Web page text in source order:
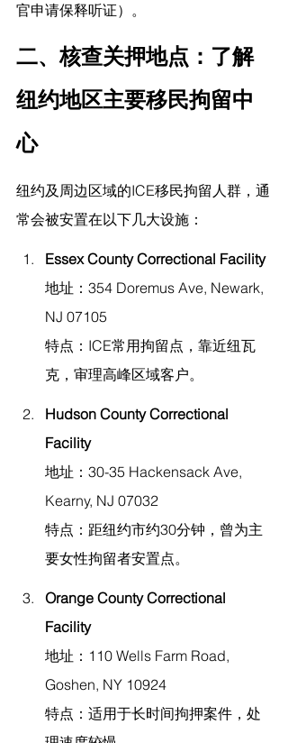
官申请保释听证）。
二、核查关押地点：了解
纽约地区主要移民拘留中
心
纽约及周边区域的ICE移民拘留人群，通
常会被安置在以下几大设施：
Essex County Correctional Facility
地址：354 Doremus Ave, Newark,
NJ 07105
特点：ICE常用拘留点，靠近纽瓦
克，审理高峰区域客户。
Hudson County Correctional
Facility
地址：30-35 Hackensack Ave,
Kearny, NJ 07032
特点：距纽约市约30分钟，曾为主
要女性拘留者安置点。
Orange County Correctional
Facility
地址：110 Wells Farm Road,
Goshen, NY 10924
特点：适用于长时间拘押案件，处